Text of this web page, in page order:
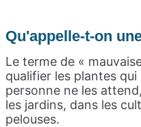
Qu'appelle-t-on
Le terme de «
qualifier les plantes
personne ne les
les jardins, dans les
pelouses.